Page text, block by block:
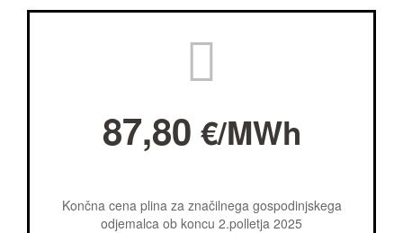
87,80 €/MWh
Končna cena plina za značilnega gospodinjskega
odjemalca ob koncu 2.polletja 2025